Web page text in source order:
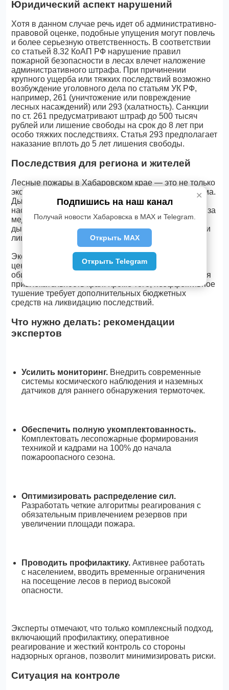
Юридический аспект нарушений
Хотя в данном случае речь идет об административно-
правовой оценке, подобные упущения могут повлечь
и более серьезную ответственность. В соответствии
со статьей 8.32 КоАП РФ нарушение правил
пожарной безопасности в лесах влечет наложение
административного штрафа. При причинении
крупного ущерба или тяжких последствий возможно
возбуждение уголовного дела по статьям УК РФ,
например, 261 (уничтожение или повреждение
лесных насаждений) или 293 (халатность). Санкции
по ст. 261 предусматривают штраф до 500 тысяч
рублей или лишение свободы на срок до 8 лет при
особо тяжких последствиях. Статья 293 предполагает
наказание вплоть до 5 лет лишения свободы.
Последствия для региона и жителей
Лесные пожары в Хабаровском крае — это не только
экологическая, но и серьезная социальная проблема.
Дым от возгораний ухудшает качество воздуха в
населенных пунктах, провоцирует рост обращений за
медицинской помощью с жалобами на органы
дыхания. Особенно страдают дети, пожилые люди и
лица с хроническими заболеваниями.
Экономический ущерб также значителен: горят
ценные лесные массивы, уничтожаются места
обитания диких животных, снижается туристическая
привлекательность края. Кроме того, неэффективное
тушение требует дополнительных бюджетных
средств на ликвидацию последствий.
Что нужно делать: рекомендации
экспертов
Усилить мониторинг. Внедрить современные
системы космического наблюдения и наземных
датчиков для раннего обнаружения термоточек.
Обеспечить полную укомплектованность.
Комплектовать лесопожарные формирования
техникой и кадрами на 100% до начала
пожароопасного сезона.
Оптимизировать распределение сил.
Разработать четкие алгоритмы реагирования с
обязательным привлечением резервов при
увеличении площади пожара.
Проводить профилактику. Активнее работать
с населением, вводить временные ограничения
на посещение лесов в период высокой
опасности.
Эксперты отмечают, что только комплексный подход,
включающий профилактику, оперативное
реагирование и жесткий контроль со стороны
надзорных органов, позволит минимизировать риски.
Ситуация на контроле
✕
Подпишись на наш канал
Получай новости Хабаровска в MAX и Telegram.
Открыть MAX
Открыть Telegram